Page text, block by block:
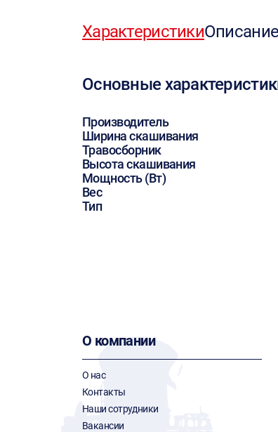
ХарактеристикиОписание
Основные
Производитель
Ширина скашивания
Травосборник
Высота скашивания
Мощность (Вт)
Вес
Тип
О компании
О нас
Контакты
Наши сотрудники
Вакансии